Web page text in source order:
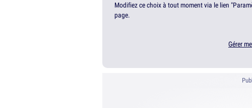
Modifiez ce choix à tout moment via le lien
page.
Gérer